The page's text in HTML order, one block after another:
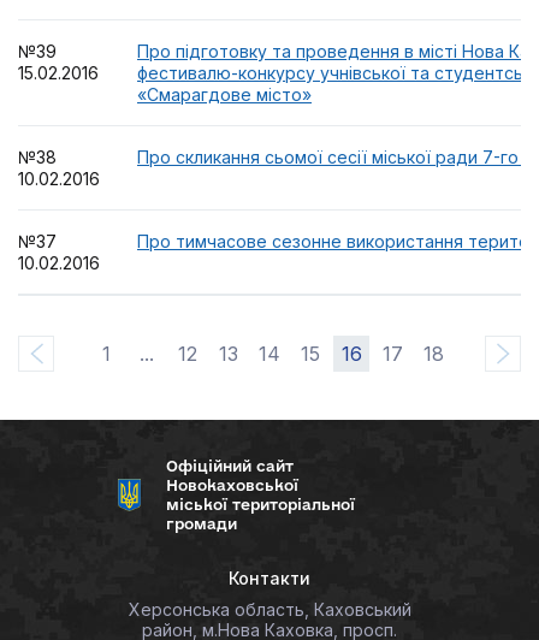
№39
15.02.2016
Про підготовку та проведення в місті Нова
фестивалю-конкурсу учнівської та
«Смарагдове місто»
№38
10.02.2016
Про скликання сьомої сесії міської ради 7-го
№37
10.02.2016
Про тимчасове сезонне використання
1 ... 12 13 14 15 16 17 18
Офіційний сайт
Новокаховської
міської територіальної
громади
Контакти
Херсонська область, Каховський
район, м.Нова Каховка, просп.